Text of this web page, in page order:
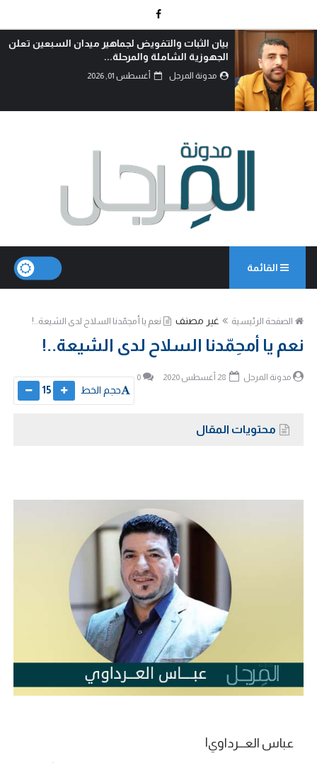
بيان الثبات والتفويض لجماهير ميدان السبعين تعلن
الجهوزية الشاملة والمرحلة...
مدونة المرجل أغسطس 01, 2026
القائمة
الصفحة الرئيسية غير مصنف نعم يا أمحِمّدنا السلاح لدى الشيعة..!
نعم يا أمحِمّدنا السلاح لدى الشيعة..!
مدونة المرجل 0
حجم الخط 15
محتويات المقال
عباس العـــرداوي|